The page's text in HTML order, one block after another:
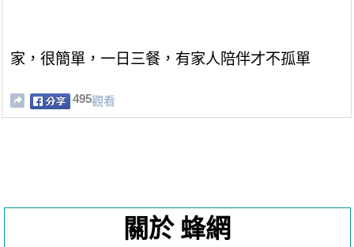
家，很簡單，一日三餐，有家人陪伴才不孤單
495觀看
關於 蜂網